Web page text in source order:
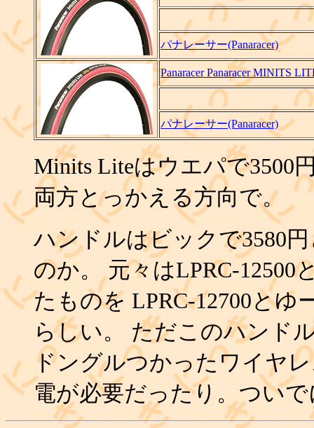
パナレーサー(Panaracer)
Panaracer Panaracer MINITS
パナレーサー(Panaracer)
Minits Liteはウエパで3500
両方とっかえる方向で。
ハンドルはビックで3580
のか。 元々はLPRC-12500
たものを LPRC-12700とゆ
らしい。 ただこのハンド
ドングルつかったワイヤ
電が必要だったり。つい